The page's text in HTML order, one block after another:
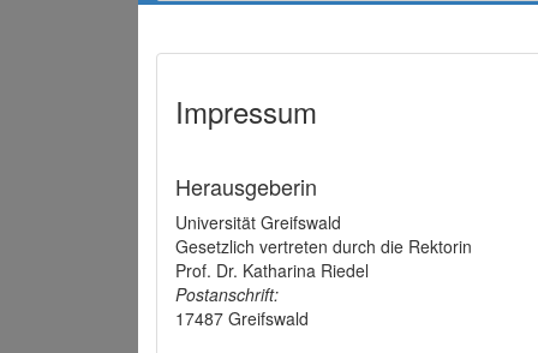
Impressum
Herausgeberin
Universität Greifswald
Gesetzlich vertreten durch die Rektorin
Prof. Dr. Katharina Riedel
Postanschrift:
17487 Greifswald